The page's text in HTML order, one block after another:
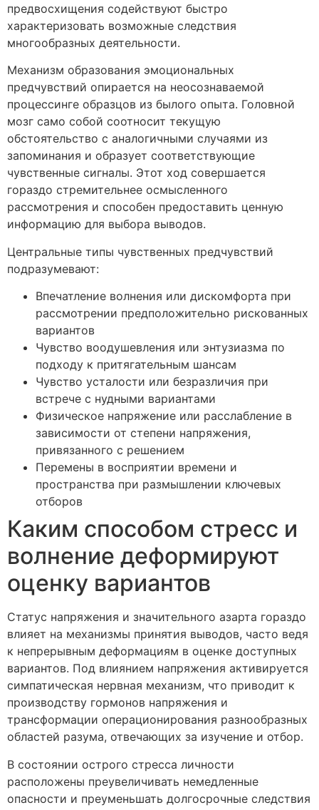
предвосхищения содействуют быстро
характеризовать возможные следствия
многообразных деятельности.
Механизм образования эмоциональных
предчувствий опирается на неосознаваемой
процессинге образцов из былого опыта. Головной
мозг само собой соотносит текущую
обстоятельство с аналогичными случаями из
запоминания и образует соответствующие
чувственные сигналы. Этот ход совершается
гораздо стремительнее осмысленного
рассмотрения и способен предоставить ценную
информацию для выбора выводов.
Центральные типы чувственных предчувствий
подразумевают:
Впечатление волнения или дискомфорта при
рассмотрении предположительно рискованных
вариантов
Чувство воодушевления или энтузиазма по
подходу к притягательным шансам
Чувство усталости или безразличия при
встрече с нудными вариантами
Физическое напряжение или расслабление в
зависимости от степени напряжения,
привязанного с решением
Перемены в восприятии времени и
пространства при размышлении ключевых
отборов
Каким способом стресс и
волнение деформируют
оценку вариантов
Статус напряжения и значительного азарта гораздо
влияет на механизмы принятия выводов, часто ведя
к непрерывным деформациям в оценке доступных
вариантов. Под влиянием напряжения активируется
симпатическая нервная механизм, что приводит к
производству гормонов напряжения и
трансформации операционирования разнообразных
областей разума, отвечающих за изучение и отбор.
В состоянии острого стресса личности
расположены преувеличивать немедленные
опасности и преуменьшать долгосрочные следствия